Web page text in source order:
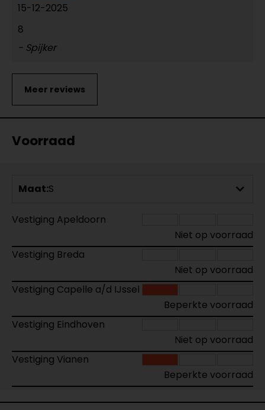
15-12-2025
8
- Spijker
Voorraad
Maat:S
Vestiging Apeldoorn
Niet op voorraad
Vestiging Breda
Niet op voorraad
Vestiging Capelle a/d IJssel
Beperkte voorraad
Vestiging Eindhoven
Niet op voorraad
Vestiging Vianen
Beperkte voorraad